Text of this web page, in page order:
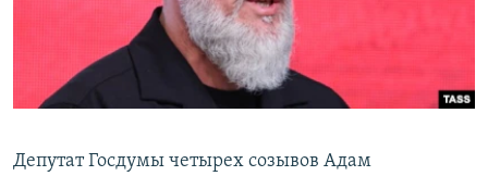
Депутат Госдумы четырех созывов Адам